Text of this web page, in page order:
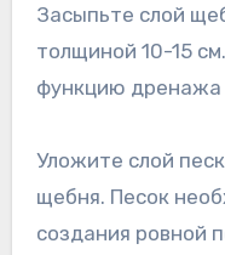
Засыпьте слой
толщиной 10-15
функцию дренажа
Уложите слой
щебня. Песок
создания ровной